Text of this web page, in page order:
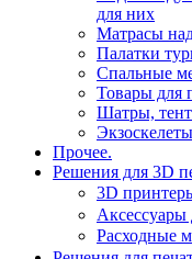
для них
Матрасы
Палатки
Спальные
Товары для
Шатры,
Прочее.
Решения для 3D
3D
Аксессуары
Расходные